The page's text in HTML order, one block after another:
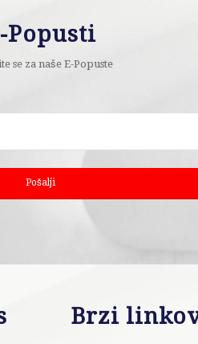
Popusti
se za naše E-Popuste
Brzi